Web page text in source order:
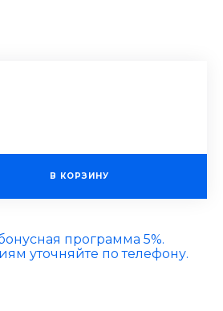
В КОРЗИНУ
программа 5%.
уточняйте по телефону.